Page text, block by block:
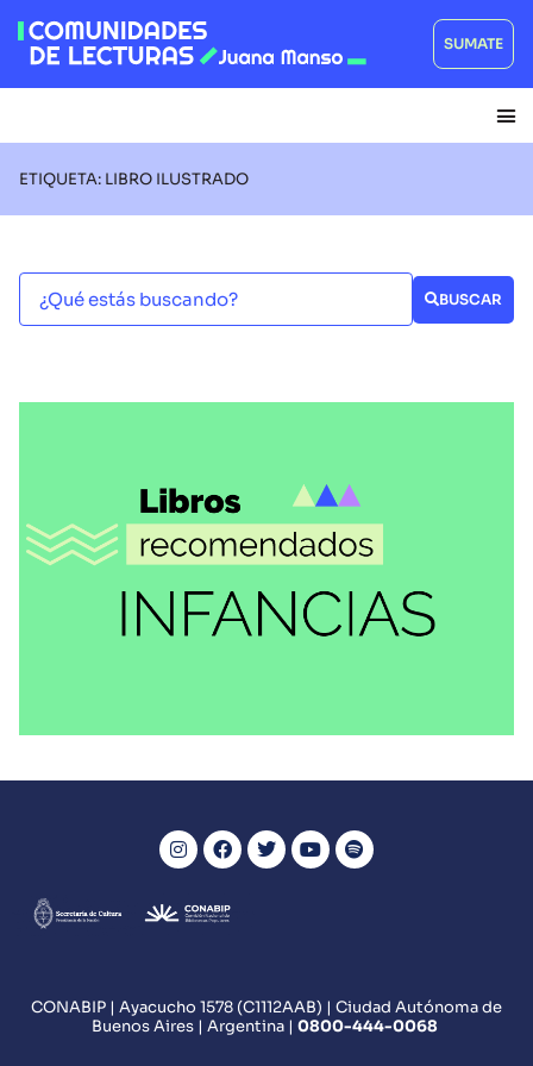
SUMATE
ETIQUETA: LIBRO ILUSTRADO
BUSCAR
RECOMENDACIONES
VER MÁS
CONABIP | Ayacucho 1578 (C1112AAB) | Ciudad Autónoma de
Buenos Aires | Argentina | 0800-444-0068